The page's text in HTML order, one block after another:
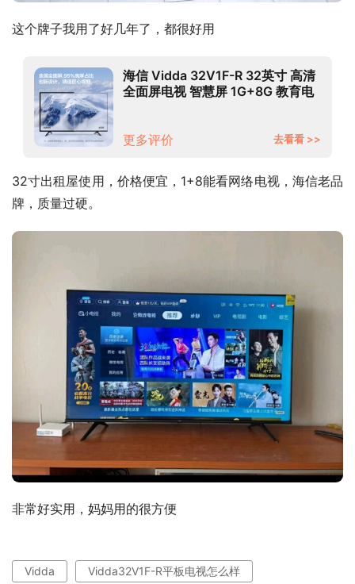
这个牌子我用了好几年了，都很好用
海信 Vidda 32V1F-R 32英寸 高清
全面屏电视 智慧屏 1G+8G 教育电
更多评价 去看看 >>
32寸出租屋使用，价格便宜，1+8能看网络电视，海信老品
牌，质量过硬。
非常好实用，妈妈用的很方便
Vidda Vidda32V1F-R平板电视怎么样